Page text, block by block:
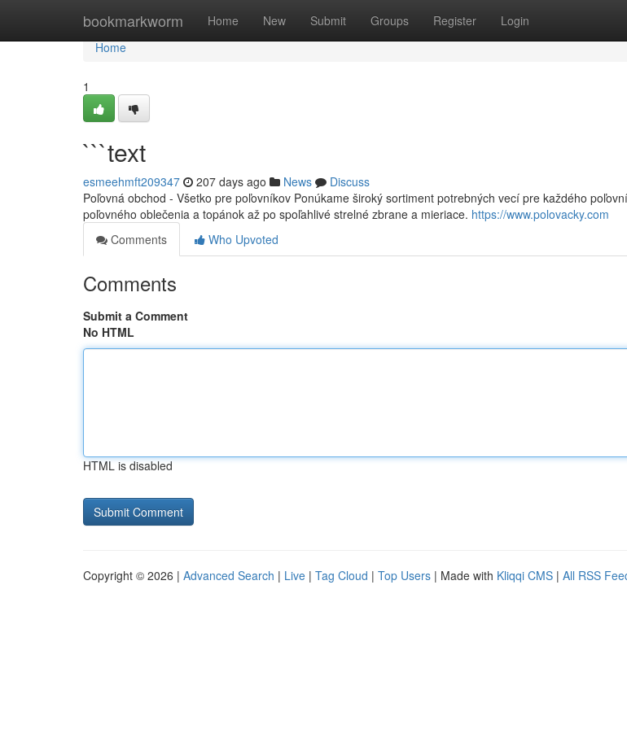
bookmarkworm Home New Submit Groups Register Login
Home
Home
1
```text
esmeehmft209347 207 days ago News
Discuss
Poľovná obchod - Všetko pre poľovníkov Ponúkame široký sortiment potrebných vecí pre každého
poľovného oblečenia a topánok až po spoľahlivé strelné zbrane a mieriace. https://www.polovacky.com
Comments
Who Upvoted
Comments
Submit a Comment
No HTML
HTML is disabled
Copyright © 2026 | Advanced Search | Live | Tag Cloud | Top Users | Made with Kliqqi CMS | All RSS